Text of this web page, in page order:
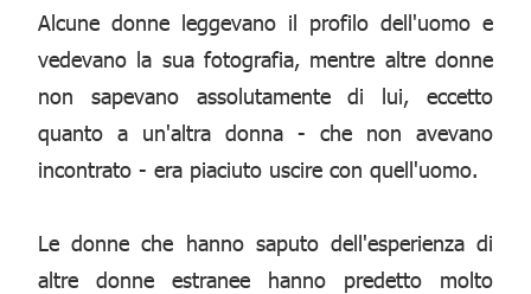
Alcune donne leggevano il profilo dell'uomo e
vedevano la sua fotografia, mentre altre donne
non sapevano assolutamente di lui, eccetto
quanto a un'altra donna - che non avevano
incontrato - era piaciuto uscire con quell'uomo.
Le donne che hanno saputo dell'esperienza di
altre donne estranee hanno predetto molto